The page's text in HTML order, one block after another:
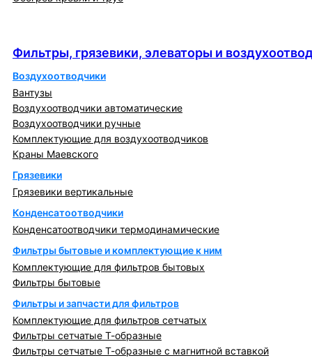
Фильтры, грязевики, элеваторы и
Воздухоотводчики
Вантузы
Воздухоотводчики автоматические
Воздухоотводчики ручные
Комплектующие для воздухоотводчиков
Краны Маевского
Грязевики
Грязевики вертикальные
Конденсатоотводчики
Конденсатоотводчики термодинамические
Фильтры бытовые и комплектующие к ним
Комплектующие для фильтров бытовых
Фильтры бытовые
Фильтры и запчасти для фильтров
Комплектующие для фильтров сетчатых
Фильтры сетчатые Т-образные
Фильтры сетчатые Т-образные с магнитной вставкой